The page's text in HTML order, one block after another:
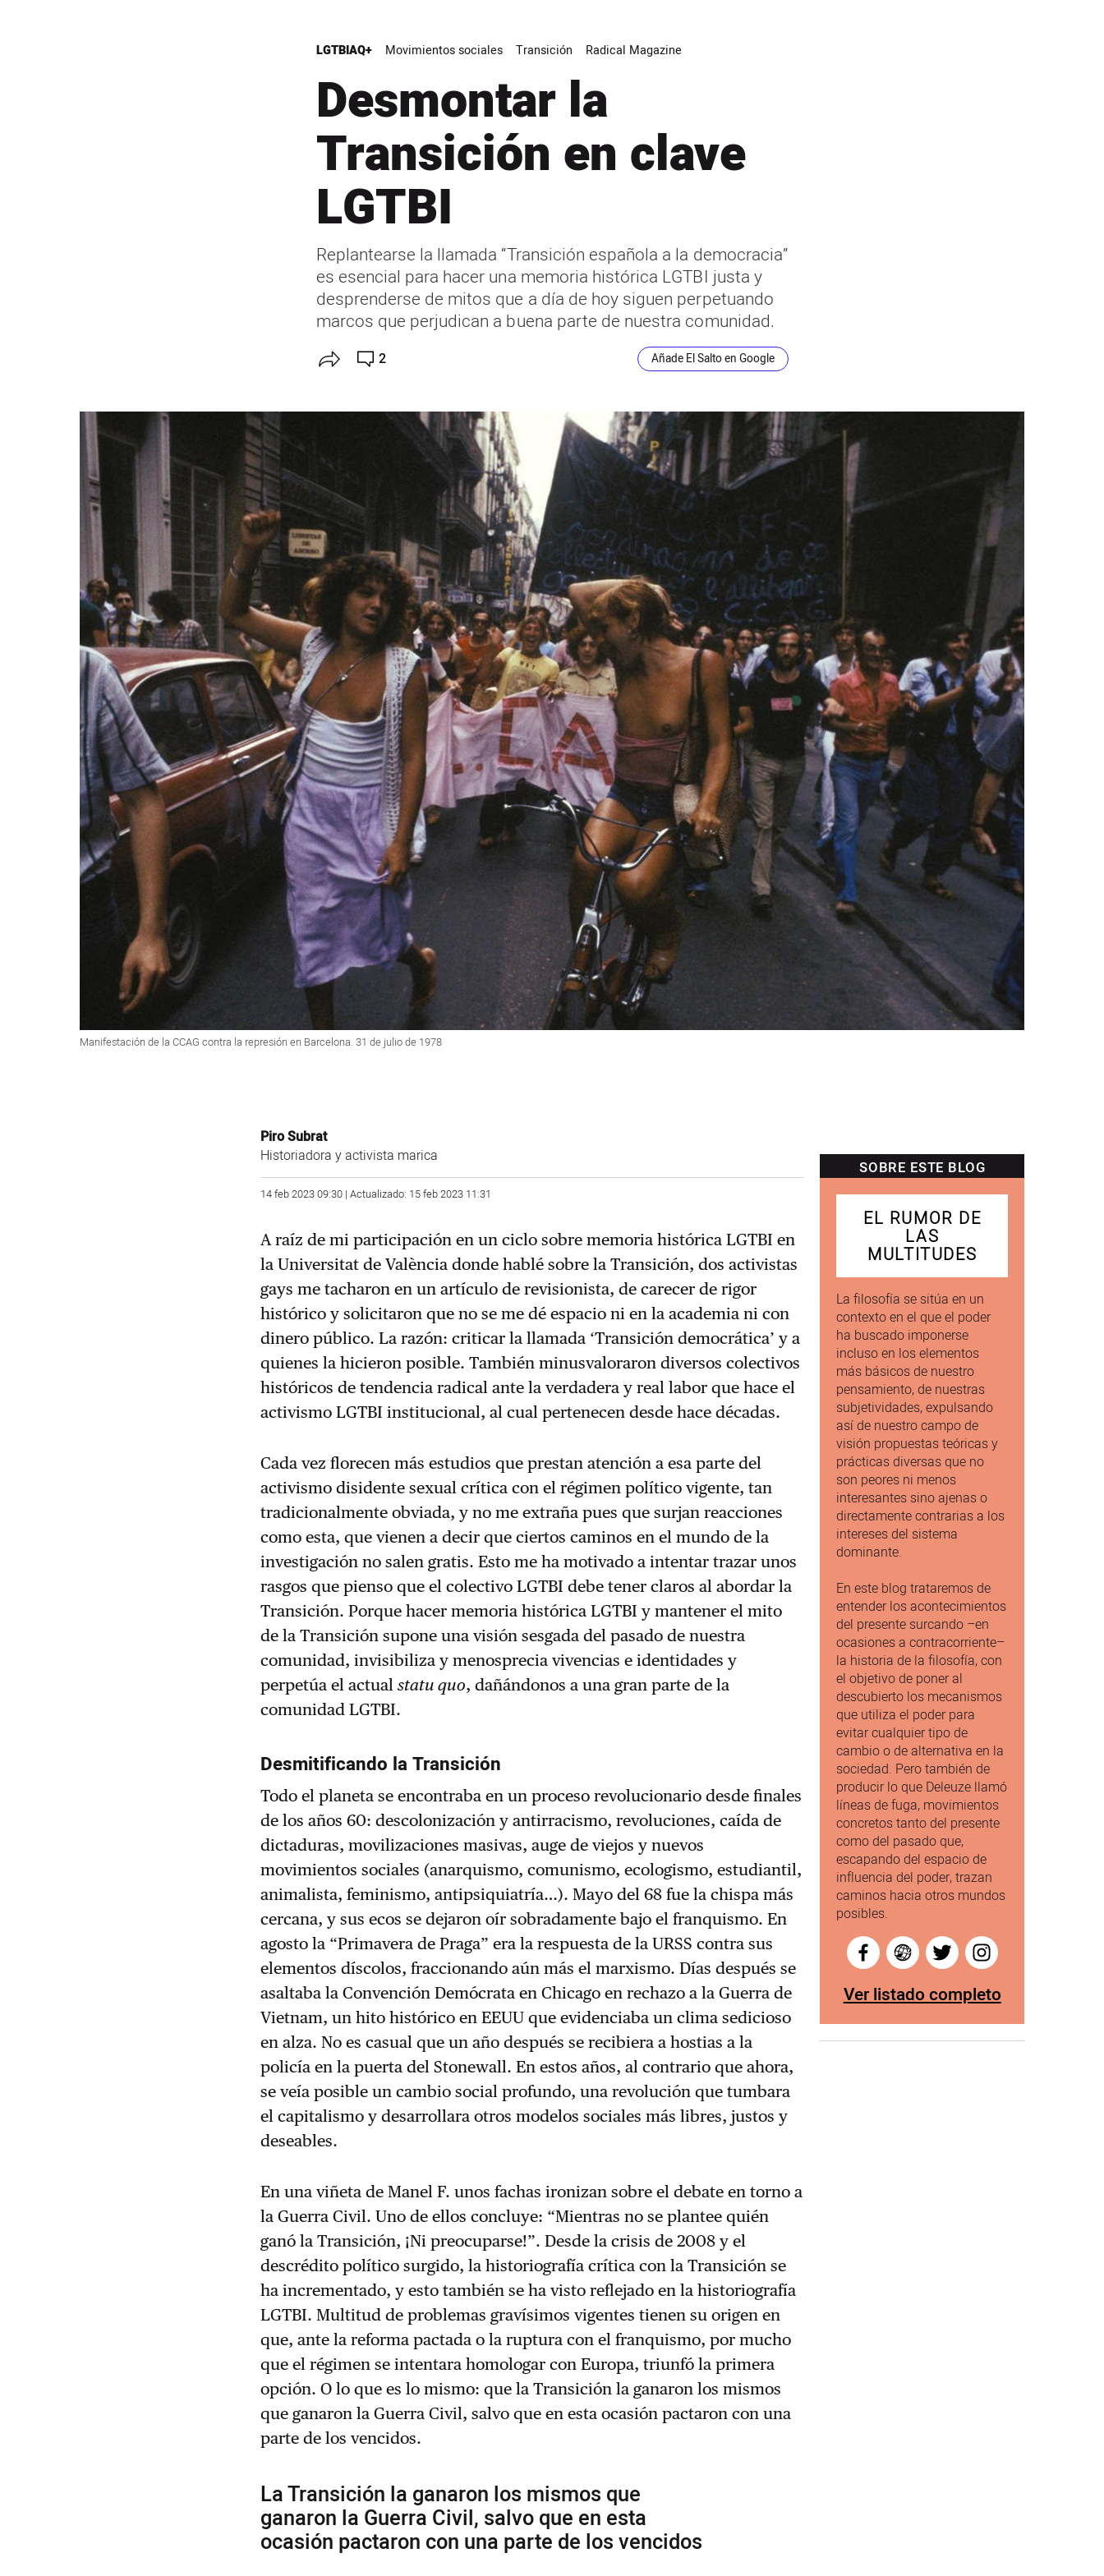
LGTBIAQ+ Movimientos sociales Transición Radical Magazine
Desmontar la
Transición en clave
LGTBI
Replantearse la llamada “Transición española a la democracia”
es esencial para hacer una memoria histórica LGTBI justa y
desprenderse de mitos que a día de hoy siguen perpetuando
marcos que perjudican a buena parte de nuestra comunidad.
2 Añade El Salto en Google
Manifestación de la CCAG contra la represión en Barcelona. 31 de julio de 1978
Piro Subrat
Historiadora y activista marica
14 feb 2023 09:30 | Actualizado: 15 feb 2023 11:31
A raíz de mi participación en un ciclo sobre memoria histórica LGTBI en
la Universitat de València donde hablé sobre la Transición, dos activistas
gays me tacharon en un artículo de revisionista, de carecer de rigor
histórico y solicitaron que no se me dé espacio ni en la academia ni con
dinero público. La razón: criticar la llamada ‘Transición democrática’ y a
quienes la hicieron posible. También minusvaloraron diversos colectivos
históricos de tendencia radical ante la verdadera y real labor que hace el
activismo LGTBI institucional, al cual pertenecen desde hace décadas.
Cada vez florecen más estudios que prestan atención a esa parte del
activismo disidente sexual crítica con el régimen político vigente, tan
tradicionalmente obviada, y no me extraña pues que surjan reacciones
como esta, que vienen a decir que ciertos caminos en el mundo de la
investigación no salen gratis. Esto me ha motivado a intentar trazar unos
rasgos que pienso que el colectivo LGTBI debe tener claros al abordar la
Transición. Porque hacer memoria histórica LGTBI y mantener el mito
de la Transición supone una visión sesgada del pasado de nuestra
comunidad, invisibiliza y menosprecia vivencias e identidades y
perpetúa el actualstatu quo, dañándonos a una gran parte de la
comunidad LGTBI.
Desmitificando la Transición
Todo el planeta se encontraba en un proceso revolucionario desde finales
de los años 60: descolonización y antirracismo, revoluciones, caída de
dictaduras, movilizaciones masivas, auge de viejos y nuevos
movimientos sociales (anarquismo, comunismo, ecologismo, estudiantil,
animalista, feminismo, antipsiquiatría…). Mayo del 68 fue la chispa más
cercana, y sus ecos se dejaron oír sobradamente bajo el franquismo. En
agosto la “Primavera de Praga” era la respuesta de la URSS contra sus
elementos díscolos, fraccionando aún más el marxismo. Días después se
asaltaba la Convención Demócrata en Chicago en rechazo a la Guerra de
Vietnam, un hito histórico en EEUU que evidenciaba un clima sedicioso
en alza. No es casual que un año después se recibiera a hostias a la
policía en la puerta del Stonewall. En estos años, al contrario que ahora,
se veía posible un cambio social profundo, una revolución que tumbara
el capitalismo y desarrollara otros modelos sociales más libres, justos y
deseables.
En una viñeta de Manel F. unos fachas ironizan sobre el debate en torno a
la Guerra Civil. Uno de ellos concluye: “Mientras no se plantee quién
ganó la Transición, ¡Ni preocuparse!”. Desde la crisis de 2008 y el
descrédito político surgido, la historiografía crítica con la Transición se
ha incrementado, y esto también se ha visto reflejado en la historiografía
LGTBI. Multitud de problemas gravísimos vigentes tienen su origen en
que, ante la reforma pactada o la ruptura con el franquismo, por mucho
que el régimen se intentara homologar con Europa, triunfó la primera
opción. O lo que es lo mismo: que la Transición la ganaron los mismos
que ganaron la Guerra Civil, salvo que en esta ocasión pactaron con una
parte de los vencidos.
La Transición la ganaron los mismos que
ganaron la Guerra Civil, salvo que en esta
ocasión pactaron con una parte de los vencidos
SOBRE ESTE BLOG
EL RUMOR DE
LAS
MULTITUDES
La filosofía se sitúa en un
contexto en el que el poder
ha buscado imponerse
incluso en los elementos
más básicos de nuestro
pensamiento, de nuestras
subjetividades, expulsando
así de nuestro campo de
visión propuestas teóricas y
prácticas diversas que no
son peores ni menos
interesantes sino ajenas o
directamente contrarias a los
intereses del sistema
dominante.
En este blog trataremos de
entender los acontecimientos
del presente surcando –en
ocasiones a contracorriente–
la historia de la filosofía, con
el objetivo de poner al
descubierto los mecanismos
que utiliza el poder para
evitar cualquier tipo de
cambio o de alternativa en la
sociedad. Pero también de
producir lo que Deleuze llamó
líneas de fuga, movimientos
concretos tanto del presente
como del pasado que,
escapando del espacio de
influencia del poder, trazan
caminos hacia otros mundos
posibles.
Ver listado completo